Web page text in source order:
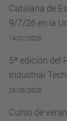
Catalana de
9/7/26 en la
14/07/2026
5ª edición del
Industrial
26/06/2026
Curso de